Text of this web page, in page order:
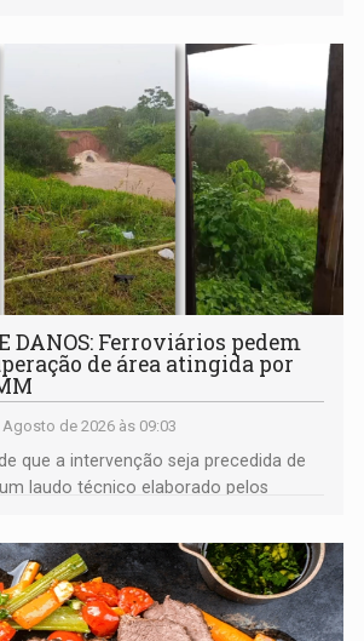
DANOS: Ferroviários pedem
de área atingida por
Agosto de 2026 às 09:03
que a intervenção seja precedida de
laudo técnico elaborado pelos